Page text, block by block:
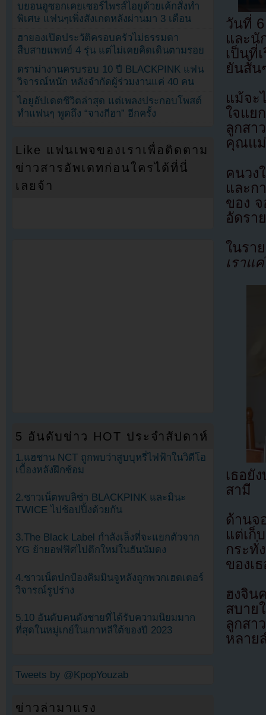
วันที่
และนั
เป็นที่
ยันสั้น
แม้จะ
ใจแย
ลูกสา
คุณแม่
คนวง
และก
ของ
อัดรา
ในรา
เราแ
เธอยั
สามี
ด้านจ
แต่เก็
กระทั่
ของเ
ฮงจิน
สบาย
ลูกสา
หลาย
บยอนอูซอกเคยเซอร์ไพรส์ไอยูด้วยเค้กสั่งทำ
พิเศษ แฟนๆเพิ่งสังเกตหลังผ่านมา 3 เดือน
ฮายองเปิดประวัติครอบครัวไม่ธรรมดา
สืบสายแพทย์ 4 รุ่น แต่ไม่เคยคิดเดินตามรอย
ดราม่างานครบรอบ 10 ปี BLACKPINK แฟน
วิจารณ์หนัก หลังจำกัดผู้ร่วมงานแค่ 40 คน
ไอยูอัปเดตชีวิตล่าสุด แต่เพลงประกอบโพสต์
ทำแฟนๆ พูดถึง “จางกีฮา” อีกครั้ง
Like แฟนเพจของเราเพื่อติดตาม
ข่าวสารอัพเดทก่อนใครได้ที่นี่
เลยจ้า
5 อันดับข่าว HOT ประจำสัปดาห์
1.แฮชาน NCT ถูกพบว่าสูบบุหรี่ไฟฟ้าในวิดีโอ
เบื้องหลังฝึกซ้อม
2.ชาวเน็ตพบลิซ่า BLACKPINK และมินะ
TWICE ไปช้อปปิ้งด้วยกัน
3.The Black Label กำลังเล็งที่จะแยกตัวจาก
YG ย้ายอฟฟิศไปตึกใหม่ในฮันนัมดง
4.ชาวเน็ตปกป้องคิมมินจูหลังถูกพวกเฮดเตอร์
วิจารณ์รูปร่าง
5.10 อันดับคนดังชายที่ได้รับความนิยมมาก
ที่สุดในหมู่เกย์ในเกาหลีใต้ของปี 2023
Tweets by @KpopYouzab
ข่าวล่ามาแรง